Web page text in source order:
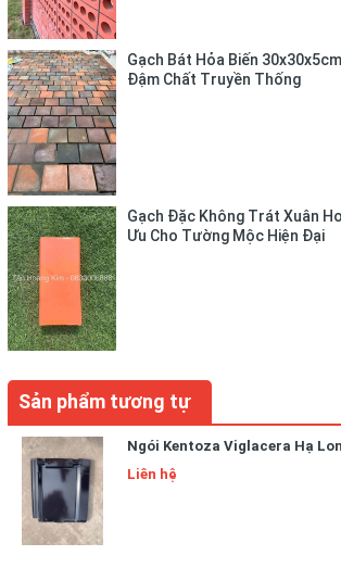
Gạch Bát Hỏa Biến
Đậm Chất Truyền Thống
Gạch Đặc Không Trát Xuân
Ưu Cho Tường Mộc Hiện Đại
Sản phẩm tương tự
Ngói Kentoza Viglacera Hạ
Liên hệ